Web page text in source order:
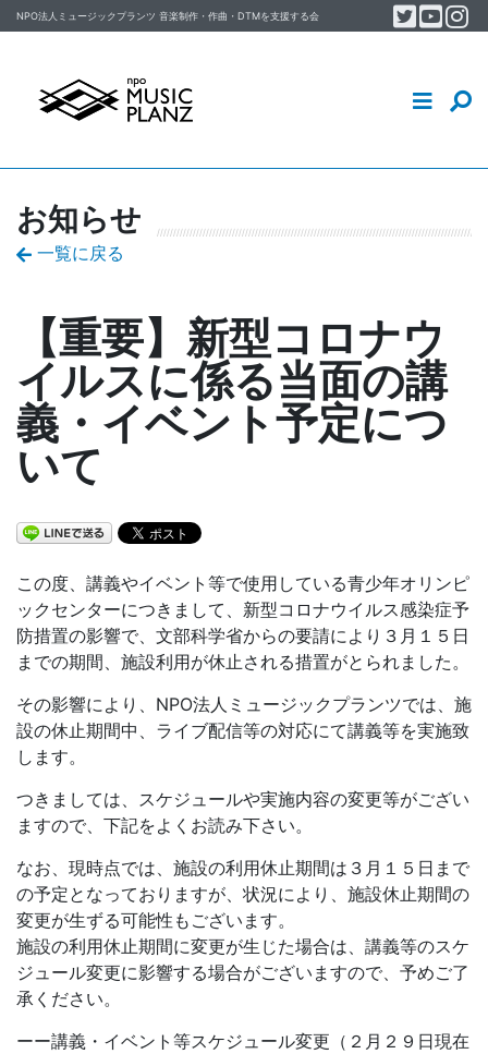
Skip to content
NPO法人ミュージックプランツ 音楽制作・作曲・DTMを支援する会 Twitter
お知らせ
一覧に戻る
【重要】新型コロナウ
イルスに係る当面の講
義・イベント予定につ
いて
この度、講義やイベント等で使用している青少年オリンピ
ックセンターにつきまして、新型コロナウイルス感染症予
防措置の影響で、文部科学省からの要請により３月１５日
までの期間、施設利用が休止される措置がとられました。
その影響により、NPO法人ミュージックプランツでは、施
設の休止期間中、ライブ配信等の対応にて講義等を実施致
します。
つきましては、スケジュールや実施内容の変更等がござい
ますので、下記をよくお読み下さい。
なお、現時点では、施設の利用休止期間は３月１５日まで
の予定となっておりますが、状況により、施設休止期間の
変更が生ずる可能性もございます。
施設の利用休止期間に変更が生じた場合は、講義等のスケ
ジュール変更に影響する場合がございますので、予めご了
承ください。
ーー講義・イベント等スケジュール変更（２月２９日現在